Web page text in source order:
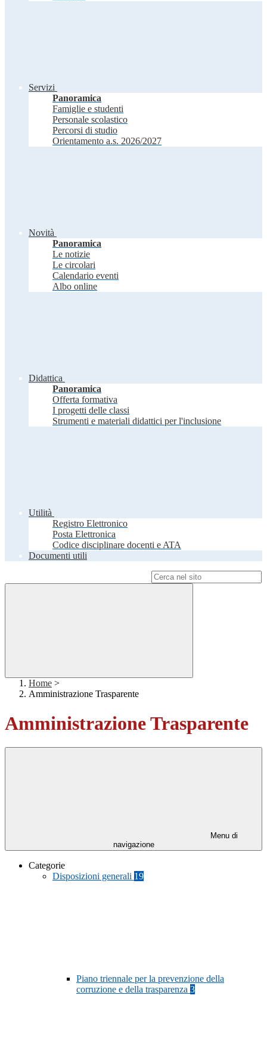
Servizi
Panoramica
Famiglie e studenti
Personale scolastico
Percorsi di studio
Orientamento a.s. 2026/2027
Novità
Panoramica
Le notizie
Le circolari
Calendario eventi
Albo online
Didattica
Panoramica
Offerta formativa
I progetti delle classi
Strumenti e materiali didattici per l'inclusione
Utilità
Registro Elettronico
Posta Elettronica
Codice disciplinare docenti e ATA
Documenti utili
Home >
Amministrazione Trasparente
Amministrazione Trasparente
Menu di
navigazione
Categorie
Disposizioni generali 19
Piano triennale per la prevenzione della
corruzione e della trasparenza 3